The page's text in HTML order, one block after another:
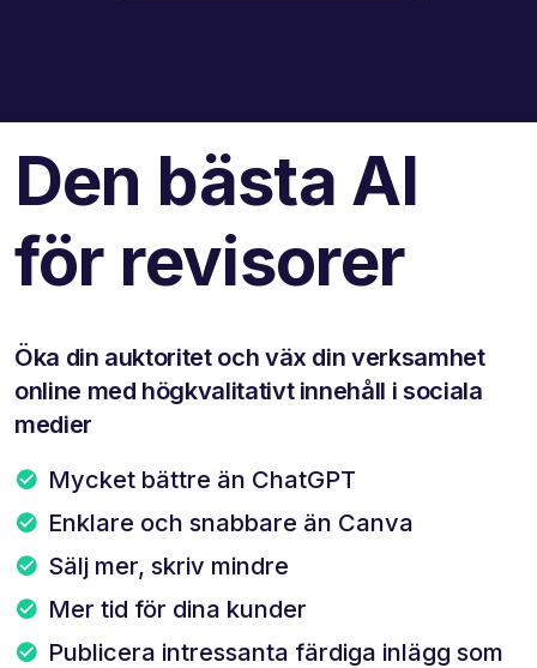
Den bästa AI
för revisorer
Öka din auktoritet och väx din verksamhet
online med högkvalitativt innehåll i sociala
medier
Mycket bättre än ChatGPT
Enklare och snabbare än Canva
Sälj mer, skriv mindre
Mer tid för dina kunder
Publicera intressanta färdiga inlägg som